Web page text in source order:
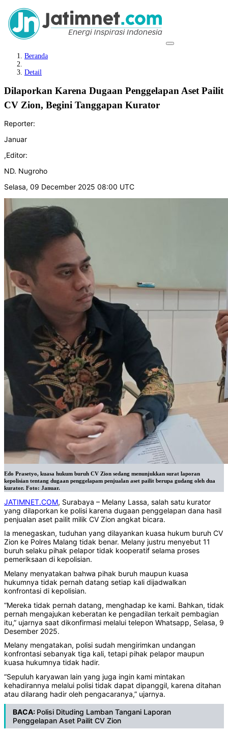
Beranda
Detail
Dilaporkan Karena Dugaan Penggelapan Aset Pailit
CV Zion, Begini Tanggapan Kurator
Reporter:
Januar
,Editor:
ND. Nugroho
Selasa, 09 December 2025 08:00 UTC
Edo Prasetyo, kuasa hukum buruh CV Zion sedang menunjukkan surat laporan
kepolisian tentang dugaan penggelapam penjualan aset pailit berupa gudang oleh dua
kurator. Foto: Januar.
JATIMNET.COM, Surabaya – Melany Lassa, salah satu kurator
yang dilaporkan ke polisi karena dugaan penggelapan dana hasil
penjualan aset pailit milik CV Zion angkat bicara.
Ia menegaskan, tuduhan yang dilayankan kuasa hukum buruh CV
Zion ke Polres Malang tidak benar. Melany justru menyebut 11
buruh selaku pihak pelapor tidak kooperatif selama proses
pemeriksaan di kepolisian.
Melany menyatakan bahwa pihak buruh maupun kuasa
hukumnya tidak pernah datang setiap kali dijadwalkan
konfrontasi di kepolisian.
“Mereka tidak pernah datang, menghadap ke kami. Bahkan, tidak
pernah mengajukan keberatan ke pengadilan terkait pembagian
itu,” ujarnya saat dikonfirmasi melalui telepon Whatsapp, Selasa, 9
Desember 2025.
Melany mengatakan, polisi sudah mengirimkan undangan
konfrontasi sebanyak tiga kali, tetapi pihak pelapor maupun
kuasa hukumnya tidak hadir.
“Sepuluh karyawan lain yang juga ingin kami mintakan
kehadirannya melalui polisi tidak dapat dipanggil, karena ditahan
atau dilarang hadir oleh pengacaranya,” ujarnya.
BACA: Polisi Dituding Lamban Tangani Laporan
Penggelapan Aset Pailit CV Zion